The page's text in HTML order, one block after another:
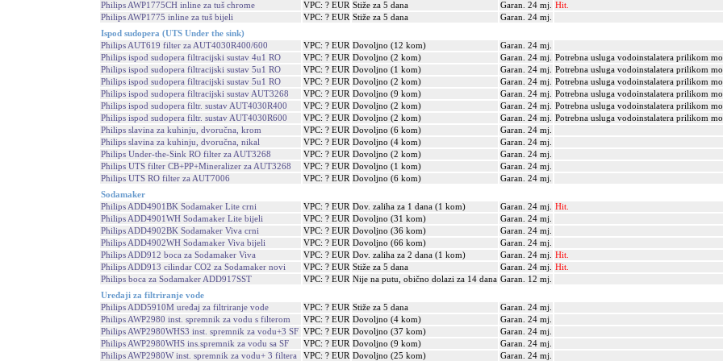
Philips AWP1775CH inline za tuš chrome
VPC: ? EUR Stiže za 5 dana Garan. 24 mj.
Hit.
Philips AWP1775 inline za tuš bijeli
VPC: ? EUR Stiže za 5 dana
Garan. 24 mj.
Ispod sudopera (UTS Under the sink)
Philips AUT619 filter za AUT4030R400/600
VPC: ? EUR Dovoljno (12 kom)
Garan. 24 mj.
Philips ispod sudopera filtracijski sustav 4u1 RO
VPC: ? EUR Dovoljno (2 kom) Garan. 24 mj.
Potrebna usluga vodoinstalatera prilikom
Philips ispod sudopera filtracijski sustav 5u1 RO
VPC: ? EUR Dovoljno (1 kom) Garan. 24 mj.
Potrebna usluga vodoinstalatera prilikom
Philips ispod sudopera filtracijski sustav 5u1 RO
VPC: ? EUR Dovoljno (2 kom) Garan. 24 mj.
Potrebna usluga vodoinstalatera prilikom
Philips ispod sudopera filtracijski sustav AUT3268
VPC: ? EUR Dovoljno (9 kom) Garan. 24 mj.
Potrebna usluga vodoinstalatera prilikom
Philips ispod sudopera filtr. sustav AUT4030R400
VPC: ? EUR Dovoljno (2 kom) Garan. 24 mj.
Potrebna usluga vodoinstalatera prilikom
Philips ispod sudopera filtr. sustav AUT4030R600
VPC: ? EUR Dovoljno (2 kom) Garan. 24 mj.
Potrebna usluga vodoinstalatera prilikom
Philips slavina za kuhinju, dvoručna, krom
VPC: ? EUR Dovoljno (6 kom)
Garan. 24 mj.
Philips slavina za kuhinju, dvoručna, nikal
VPC: ? EUR Dovoljno (4 kom)
Garan. 24 mj.
Philips Under-the-Sink RO filter za AUT3268
VPC: ? EUR Dovoljno (2 kom)
Garan. 24 mj.
Philips UTS filter CB+PP+Mineralizer za AUT3268
VPC: ? EUR Dovoljno (1 kom)
Garan. 24 mj.
Philips UTS RO filter za AUT7006
VPC: ? EUR Dovoljno (6 kom)
Garan. 24 mj.
Sodamaker
Philips ADD4901BK Sodamaker Lite crni
VPC: ? EUR Dov. zaliha za 1 dana (1 kom) Garan. 24 mj.
Hit.
Philips ADD4901WH Sodamaker Lite bijeli
VPC: ? EUR Dovoljno (31 kom)
Garan. 24 mj.
Philips ADD4902BK Sodamaker Viva crni
VPC: ? EUR Dovoljno (36 kom)
Garan. 24 mj.
Philips ADD4902WH Sodamaker Viva bijeli
VPC: ? EUR Dovoljno (66 kom)
Garan. 24 mj.
Philips ADD912 boca za Sodamaker Viva
VPC: ? EUR Dov. zaliha za 2 dana (1 kom) Garan. 24 mj.
Hit.
Philips ADD913 cilindar CO2 za Sodamaker novi
VPC: ? EUR Stiže za 5 dana Garan. 24 mj.
Hit.
Philips boca za Sodamaker ADD917SST
VPC: ? EUR Nije na putu, obično dolazi za 14 dana Garan. 12 mj.
Uređaji za filtriranje vode
Philips ADD5910M uređaj za filtriranje vode
VPC: ? EUR Stiže za 5 dana
Garan. 24 mj.
Philips AWP2980 inst. spremnik za vodu s filterom
VPC: ? EUR Dovoljno (4 kom)
Garan. 24 mj.
Philips AWP2980WHS3 inst. spremnik za vodu+3 SF VPC: ? EUR Dovoljno (37 kom)
Garan. 24 mj.
Philips AWP2980WHS ins.spremnik za vodu sa SF
VPC: ? EUR Dovoljno (9 kom)
Garan. 24 mj.
Philips AWP2980W inst. spremnik za vodu+ 3 filtera
VPC: ? EUR Dovoljno (25 kom) Garan. 24 mj.